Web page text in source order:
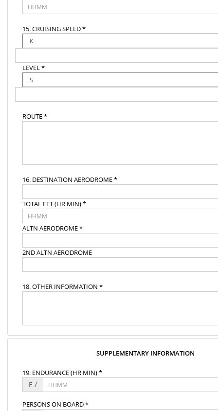
15. CRUISING SPEED *
LEVEL *
ROUTE *
16. DESTINATION AERODROME *
TOTAL EET (HR MIN) *
ALTN AERODROME *
2ND ALTN AERODROME
18. OTHER INFORMATION *
SUPPLEMENTARY INFORMATION
19. ENDURANCE (HR MIN) *
E /
PERSONS ON BOARD *